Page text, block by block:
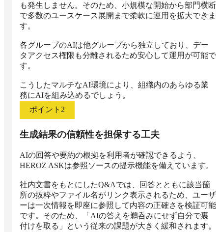
も発生しません。そのため、小規模な開始から部門横断
で多数のユースケース展開まで柔軟に運用を拡大できま
す。
各グループのAIは他グループから独立しており、デー
タアクセス権限も分離されるため安心して運用が可能で
す。
こうしたマルチなAI環境により、組織内のあらゆる業
務にAIを組み込めるでしょう。
ポイント 2
生成結果の信頼性を担保する工夫
AIの回答や要約の根拠を利用者が確認できるよう、
HEROZ ASKは参照ソースの提示機能を備えています。
社内文書をもとにしたQ&Aでは、回答とともに該当箇
所の抜粋やファイル名がリンク表示されるため、ユーザ
ーは一次情報を即座に参照して内容の正確さを検証可能
です。そのため、「AIの答えを鵜呑みにせず自分で裏
付けを取る」という従来の課題が大きく緩和されます。